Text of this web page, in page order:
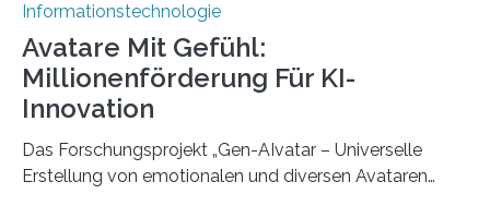
Informationstechnologie
Avatare Mit Gefühl:
Millionenförderung Für KI-
Innovation
Das Forschungsprojekt „Gen-AIvatar – Universelle
Erstellung von emotionalen und diversen Avataren